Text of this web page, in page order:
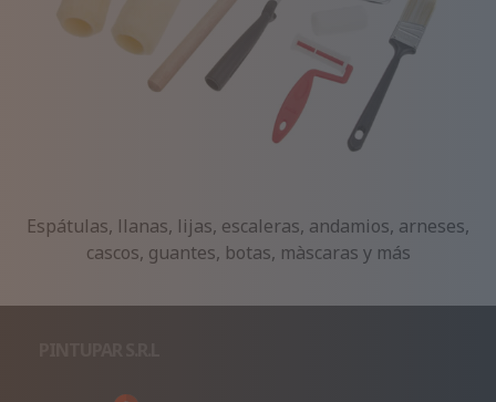
Espátulas, llanas, lijas, escaleras, andamios, arneses,
cascos, guantes, botas, màscaras y más